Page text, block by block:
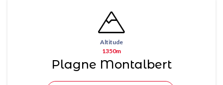
Altitude
1350m
Plagne Montalbert